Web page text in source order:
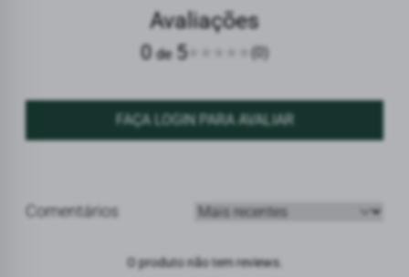
Avaliações
0de5 (0)
FAÇA LOGIN PARA AVALIAR
Comentários
Ordenar avaliações
O produto não tem reviews.